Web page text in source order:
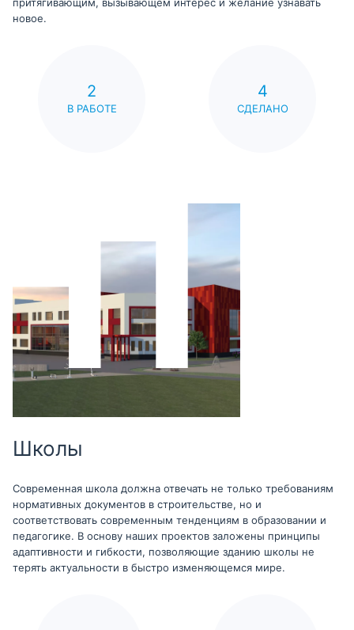
притягивающим, вызывающем интерес и желание узнавать
новое.
2
В РАБОТЕ
4
СДЕЛАНО
Школы
Современная школа должна отвечать не только требованиям
нормативных документов в строительстве, но и
соответствовать современным тенденциям в образовании и
педагогике. В основу наших проектов заложены принципы
адаптивности и гибкости, позволяющие зданию школы не
терять актуальности в быстро изменяющемся мире.